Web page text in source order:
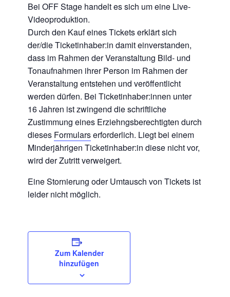
Bei OFF Stage handelt es sich um eine Live-
Videoproduktion.
Durch den Kauf eines Tickets erklärt sich
der/die Ticketinhaber:in damit einverstanden,
dass im Rahmen der Veranstaltung Bild- und
Tonaufnahmen ihrer Person im Rahmen der
Veranstaltung entstehen und veröffentlicht
werden dürfen. Bei Ticketinhaber:innen unter
16 Jahren ist zwingend die schriftliche
Zustimmung eines Erziehngsberechtigten durch
dieses Formularserforderlich. Liegt bei einem
Minderjährigen Ticketinhaber:in diese nicht vor,
wird der Zutritt verweigert.
Eine Stornierung oder Umtausch von Tickets ist
leider nicht möglich.
Zum Kalender
hinzufügen